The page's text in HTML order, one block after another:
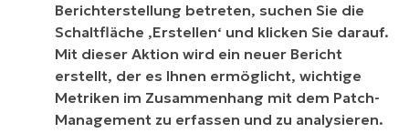
Berichterstellung betreten, suchen Sie die
Schaltfläche ‚Erstellen‘ und klicken Sie darauf.
Mit dieser Aktion wird ein neuer Bericht
erstellt, der es Ihnen ermöglicht, wichtige
Metriken im Zusammenhang mit dem Patch-
Management zu erfassen und zu analysieren.